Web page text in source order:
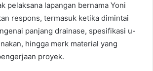
pelaksana lapangan bernama Yoni
respons, termasuk ketika dimintai
panjang drainase, spesifikasi u-
hingga merk material yang
proyek.